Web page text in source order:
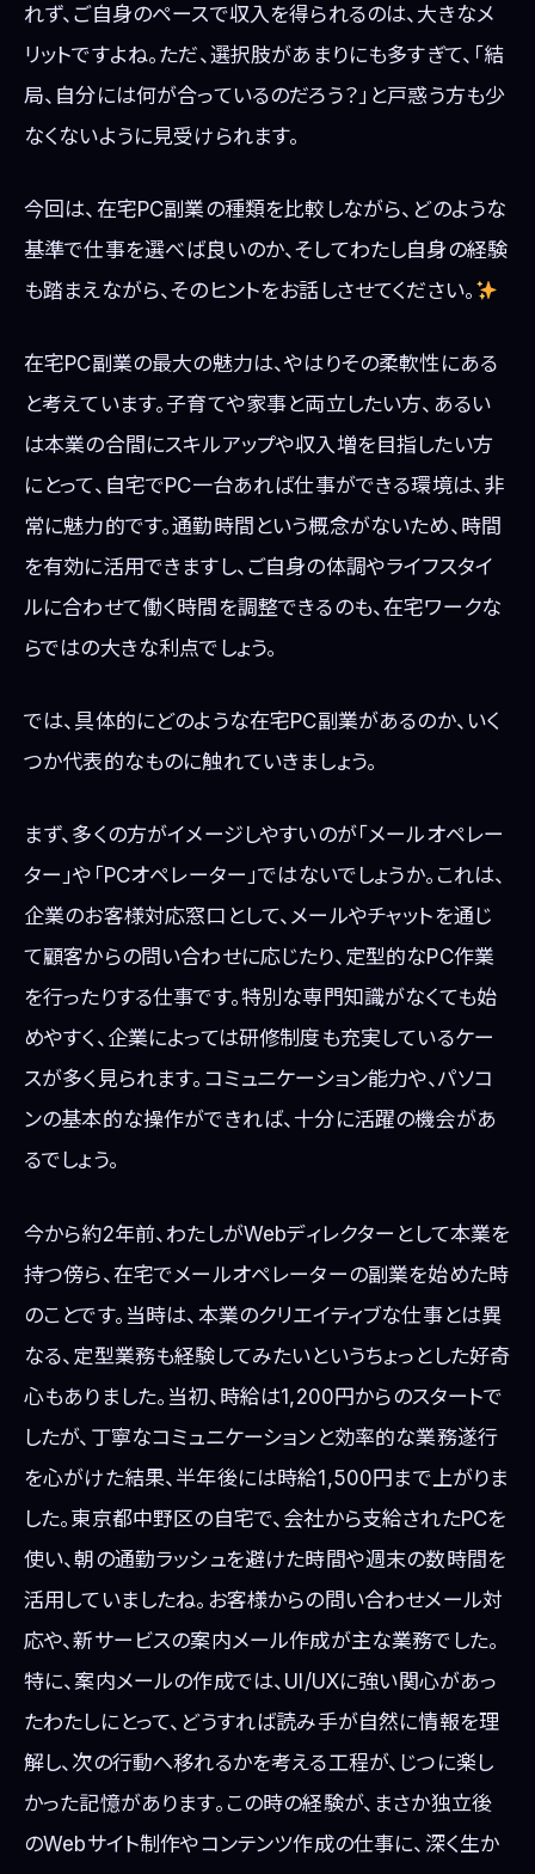
れず、ご自身のペースで収入を得られるのは、大きなメ
リットですよね。ただ、選択肢があまりにも多すぎて、「結
局、自分には何が合っているのだろう？」と戸惑う方も少
なくないように見受けられます。
今回は、在宅PC副業の種類を比較しながら、どのような
基準で仕事を選べば良いのか、そしてわたし自身の経験
も踏まえながら、そのヒントをお話しさせてください。
在宅PC副業の最大の魅力は、やはりその柔軟性にある
と考えています。子育てや家事と両立したい方、あるい
は本業の合間にスキルアップや収入増を目指したい方
にとって、自宅でPC一台あれば仕事ができる環境は、非
常に魅力的です。通勤時間という概念がないため、時間
を有効に活用できますし、ご自身の体調やライフスタイ
ルに合わせて働く時間を調整できるのも、在宅ワークな
らではの大きな利点でしょう。
では、具体的にどのような在宅PC副業があるのか、いく
つか代表的なものに触れていきましょう。
まず、多くの方がイメージしやすいのが「メールオペレー
ター」や「PCオペレーター」ではないでしょうか。これは、
企業のお客様対応窓口として、メールやチャットを通じ
て顧客からの問い合わせに応じたり、定型的なPC作業
を行ったりする仕事です。特別な専門知識がなくても始
めやすく、企業によっては研修制度も充実しているケー
スが多く見られます。コミュニケーション能力や、パソコ
ンの基本的な操作ができれば、十分に活躍の機会があ
るでしょう。
今から約2年前、わたしがWebディレクターとして本業を
持つ傍ら、在宅でメールオペレーターの副業を始めた時
のことです。当時は、本業のクリエイティブな仕事とは異
なる、定型業務も経験してみたいというちょっとした好奇
心もありました。当初、時給は1,200円からのスタートで
したが、丁寧なコミュニケーションと効率的な業務遂行
を心がけた結果、半年後には時給1,500円まで上がりま
した。東京都中野区の自宅で、会社から支給されたPCを
使い、朝の通勤ラッシュを避けた時間や週末の数時間を
活用していましたね。お客様からの問い合わせメール対
応や、新サービスの案内メール作成が主な業務でした。
特に、案内メールの作成では、UI/UXに強い関心があっ
たわたしにとって、どうすれば読み手が自然に情報を理
解し、次の行動へ移れるかを考える工程が、じつに楽し
かった記憶があります。この時の経験が、まさか独立後
のWebサイト制作やコンテンツ作成の仕事に、深く生か